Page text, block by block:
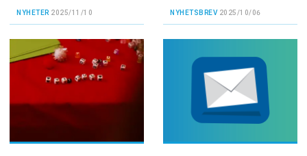
NYHETER 2025/11/10 NYHETSBREV 2025/10/06